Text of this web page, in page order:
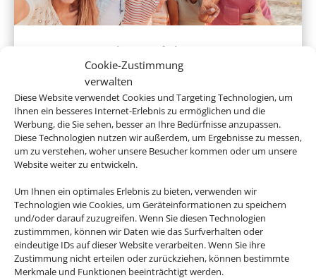
Cookie-Zustimmung
verwalten
Diese Website verwendet Cookies und Targeting Technologien, um
Ihnen ein besseres Internet-Erlebnis zu ermöglichen und die
Werbung, die Sie sehen, besser an Ihre Bedürfnisse anzupassen.
Diese Technologien nutzen wir außerdem, um Ergebnisse zu messen,
um zu verstehen, woher unsere Besucher kommen oder um unsere
Website weiter zu entwickeln.
Um Ihnen ein optimales Erlebnis zu bieten, verwenden wir
Technologien wie Cookies, um Geräteinformationen zu speichern
und/oder darauf zuzugreifen. Wenn Sie diesen Technologien
zustimmmen, können wir Daten wie das Surfverhalten oder
eindeutige IDs auf dieser Website verarbeiten. Wenn Sie ihre
Zustimmung nicht erteilen oder zurückziehen, können bestimmte
Merkmale und Funktionen beeinträchtigt werden.
Klassenfahrten
Gruppenreisen
Empfehlungen für Ihre Reise
Sinnvolle Extras, die oft dazu gebucht werden.